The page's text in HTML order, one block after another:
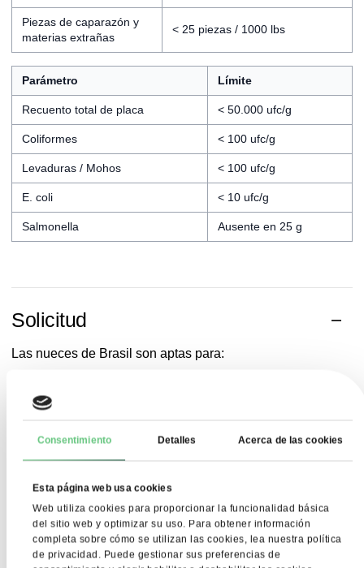
Consentimiento Detalles Acerca de las cookies
Esta página web usa cookies
Web utiliza cookies para proporcionar la funcionalidad básica
del sitio web y optimizar su uso. Para obtener información
completa sobre cómo se utilizan las cookies, lea nuestra política
de privacidad. Puede gestionar sus preferencias de
Piezas de caparazón y
materias extrañas
< 25 piezas / 1000 lbs
Parámetro Límite
Recuento total de placa < 50.000 ufc/g
Coliformes < 100 ufc/g
Levaduras / Mohos < 100 ufc/g
E. coli < 10 ufc/g
Salmonella Ausente en 25 g
Solicitud
Las nueces de Brasil son aptas para:
productos de panadería y confitería,
mezclas para aperitivos y mezclas de frutos secos,
postres y rellenos,
Almacenamient
Las nueces de Brasil deben almacenarse en condiciones